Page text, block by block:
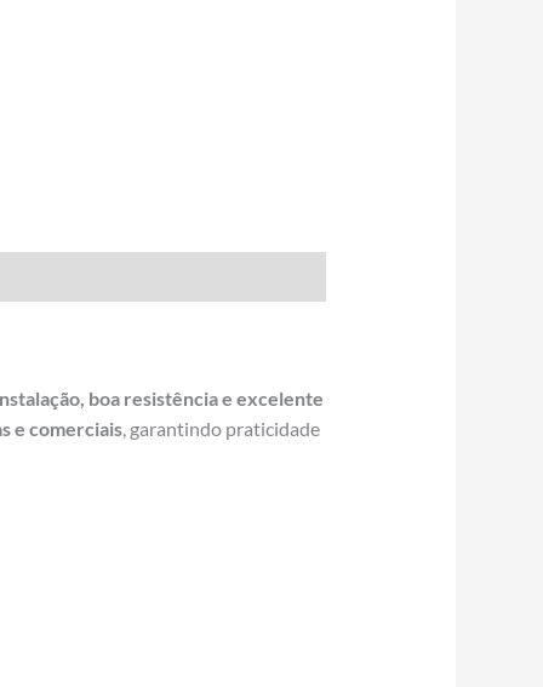
boa resistência e excelente
e comerciais, garantindo praticidade